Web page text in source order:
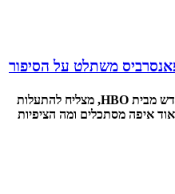
משתלט על הסיפור
האם מורטל קומבט, הסרט החדש מבית HBO, מצליח להתעלות
ה-90? תלוי מאוד איפה מסתכלים ומה הציפיות